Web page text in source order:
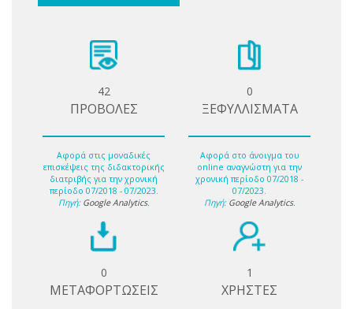
42
ΠΡΟΒΟΛΕΣ
Αφορά στις μοναδικές
επισκέψεις της διδακτορικής
διατριβής για την χρονική
περίοδο 07/2018 - 07/2023.
Πηγή: Google Analytics.
0
ΞΕΦΥΛΛΙΣΜΑΤΑ
Αφορά στο άνοιγμα του
online αναγνώστη για την
χρονική περίοδο 07/2018 -
07/2023.
Πηγή: Google Analytics.
0
ΜΕΤΑΦΟΡΤΩΣΕΙΣ
1
ΧΡΗΣΤΕΣ